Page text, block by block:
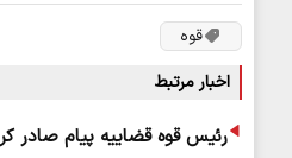
قوه
اخبار مرتبط
رئیس قوه قضاییه پیام صادر